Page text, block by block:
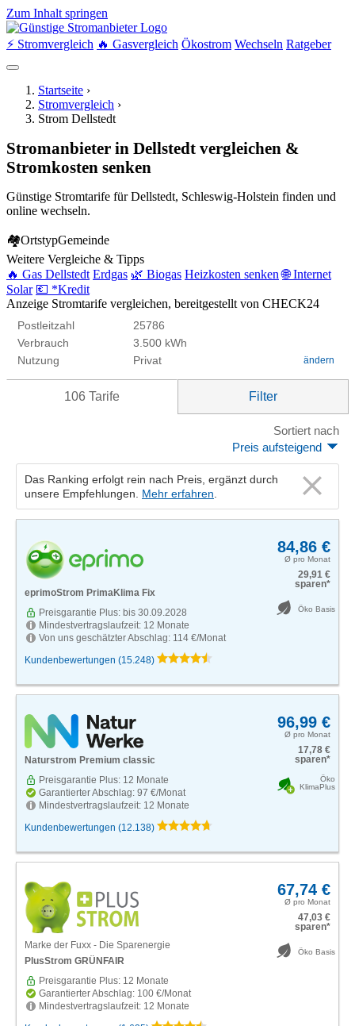
Zum Inhalt springen
⚡ Stromvergleich 🔥 Gasvergleich Ökostrom Wechseln Ratgeber
Startseite ›
Stromvergleich ›
Strom Dellstedt
Stromanbieter in Dellstedt vergleichen &
Stromkosten senken
Günstige Stromtarife für Dellstedt, Schleswig-Holstein finden und
online wechseln.
🏘OrtstypGemeinde
Weitere Vergleiche & Tipps
🔥 Gas Dellstedt Erdgas 🌿 Biogas Heizkosten senken 🌐 Internet
Solar 💶 *Kredit
Anzeige Stromtarife vergleichen, bereitgestellt von CHECK24